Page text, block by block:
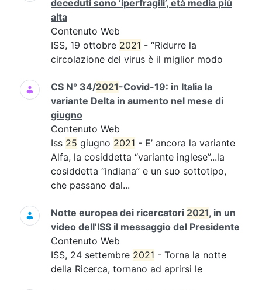
deceduti sono ‘iperfragili’, età media più
alta
Contenuto Web
ISS, 19 ottobre 2021 - “Ridurre la
circolazione del virus è il miglior modo
CS N° 34/2021-Covid-19: in Italia la
variante Delta in aumento nel mese di
giugno
Contenuto Web
Iss 25 giugno 2021 - E’ ancora la variante
Alfa, la cosiddetta “variante inglese”...la
cosiddetta “indiana” e un suo sottotipo,
che passano dal...
Notte europea dei ricercatori 2021, in un
video dell’ISS il messaggio del Presidente
Contenuto Web
ISS, 24 settembre 2021 - Torna la notte
della Ricerca, tornano ad aprirsi le